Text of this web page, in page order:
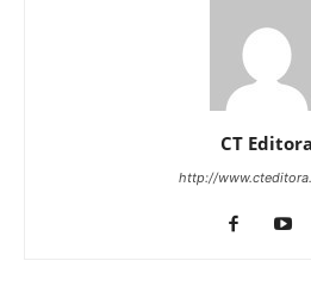
CT Editora
http://